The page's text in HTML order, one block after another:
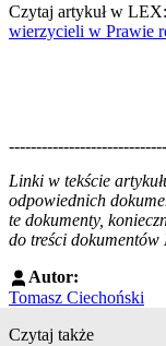
Czytaj artykuł w LEX:
wierzycieli w Prawie
Linki w tekście
odpowiednich
te dokumenty,
do treści
Autor:
Tomasz Ciechoński
Czytaj także